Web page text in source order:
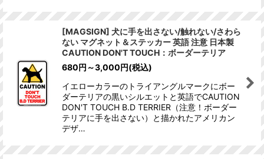
[MAGSIGN] 犬に手を出さない/触れない/さわら
ない マグネット＆ステッカー 英語 注意 日本製
CAUTION DON'T TOUCH：ボーダーテリア
680円 ～3,000円(税込)
イエローカラーのトライアングルマークにボー
ダーテリアの黒いシルエットと英語でCAUTION
DON'T TOUCH B.D TERRIER（注意！ボーダー
テリアに手を出さない）と描かれたアメリカン
デザ…